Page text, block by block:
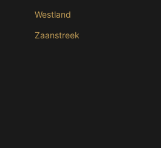
Westland
Zaanstreek